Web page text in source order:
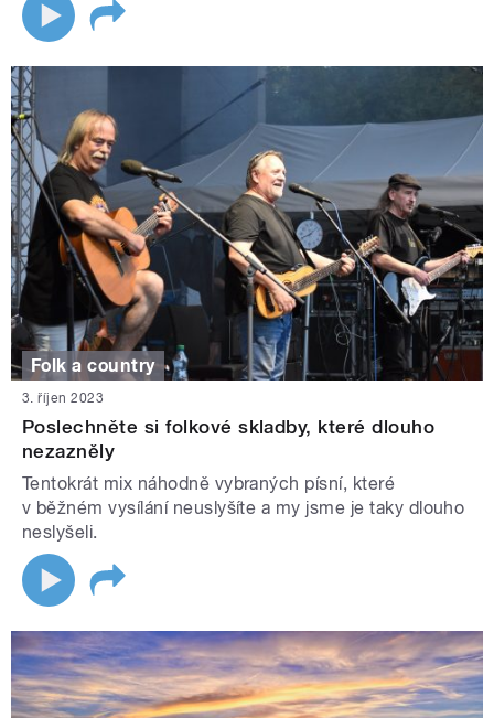
Folk a country
3. říjen 2023
Poslechněte si folkové skladby, které dlouho
nezazněly
Tentokrát mix náhodně vybraných písní, které
v běžném vysílání neuslyšíte a my jsme je taky dlouho
neslyšeli.